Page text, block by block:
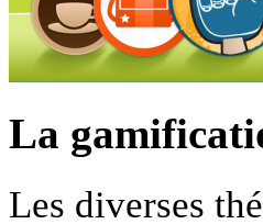
La
Les diverses